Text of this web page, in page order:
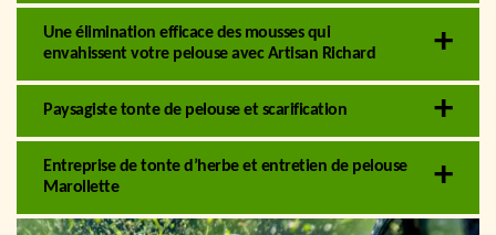
Une élimination efficace des mousses qui
envahissent votre pelouse avec Artisan Richard
Paysagiste tonte de pelouse et scarification
Entreprise de tonte d’herbe et entretien de pelouse
Marollette